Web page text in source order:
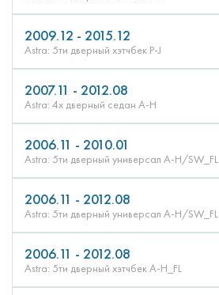
2009.12 - 2015.12
Astra: 5ти дверный хэтчбек P-J
2007.11 - 2012.08
Astra: 4х дверный седан A-H
2006.11 - 2010.01
Astra: 5ти дверный универсал A-H/SW_FL
2006.11 - 2012.08
Astra: 5ти дверный универсал A-H/SW_FL
2006.11 - 2012.08
Astra: 5ти дверный хэтчбек A-H_FL